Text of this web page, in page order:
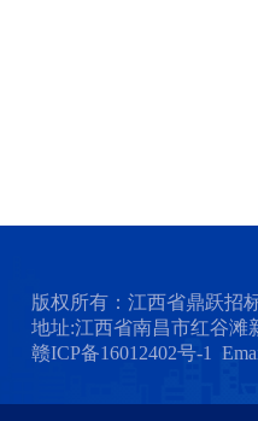
版权所有：江西省鼎跃招
地址:江西省南昌市红谷滩
赣ICP备16012402号-1